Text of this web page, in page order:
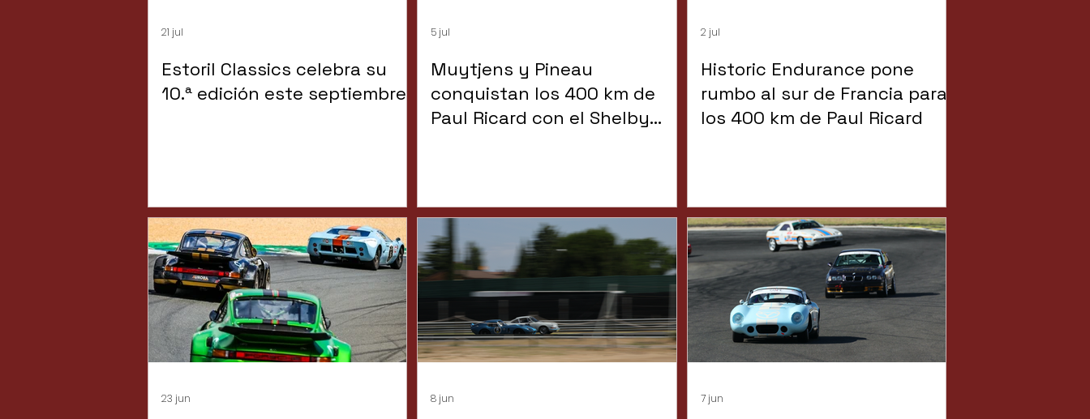
Estoril Classics celebra su
10.ª edición este septiembre
21 jul
Muytjens y Pineau
conquistan los 400 km de
Paul Ricard con el Shelby
5 jul
Historic Endurance pone
rumbo al sur de Francia para
los 400 km de Paul Ricard
2 jul
23 jun 8 jun 7 jun